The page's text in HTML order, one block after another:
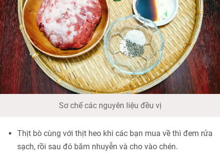
Sơ chế các nguyên liệu đều vị
Thịt bò cùng với thịt heo khi các bạn mua về thì đem rửa
sạch, rồi sau đó băm nhuyễn và cho vào chén.